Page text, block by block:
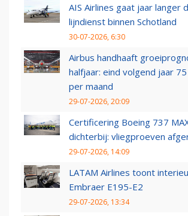
AIS Airlines gaat jaar langer
lijndienst binnen Schotland
30-07-2026, 6:30
Airbus handhaaft
halfjaar: eind volgend jaar 75
per maand
29-07-2026, 20:09
Certificering Boeing 737
dichterbij: vliegproeven
29-07-2026, 14:09
LATAM Airlines toont
Embraer E195-E2
29-07-2026, 13:34